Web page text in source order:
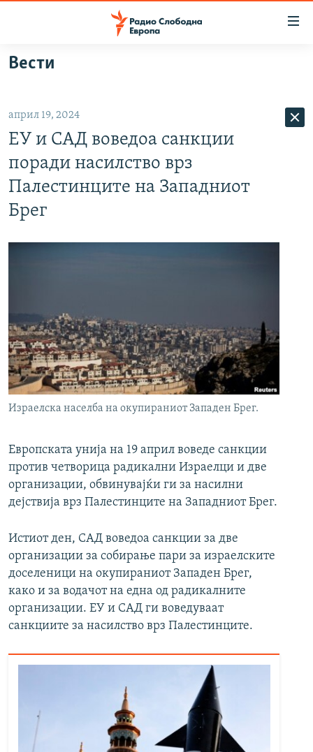
Оди
на
главната
навигација
Премини
на
пребарување
ВИЗУЕЛНО
ШТО ТРЕБА ДА ЗНАЕТЕ
ПРИЈАВИ СЕ ЗА ЊУЗЛЕТЕР
ПОДКАСТ ЗОШТО?
РСЕ веб страници
Вести
април 19, 2024
ЕУ и САД воведоа санкции
поради насилство врз
Палестинците на Западниот
Брег
Израелска населба на окупираниот Западен Брег.
Европската унија на 19 април воведе санкции
против четворица радикални Израелци и две
организации, обвинувајќи ги за насилни
дејствија врз Палестинците на Западниот Брег.
Истиот ден, САД воведоа санкции за две
организации за собирање пари за израелските
доселеници на окупираниот Западен Брег,
како и за водачот на една од радикалните
организации. ЕУ и САД ги воведуваат
санкциите за насилство врз Палестинците.